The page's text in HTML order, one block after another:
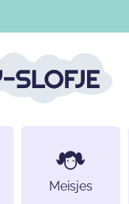
Meisjes